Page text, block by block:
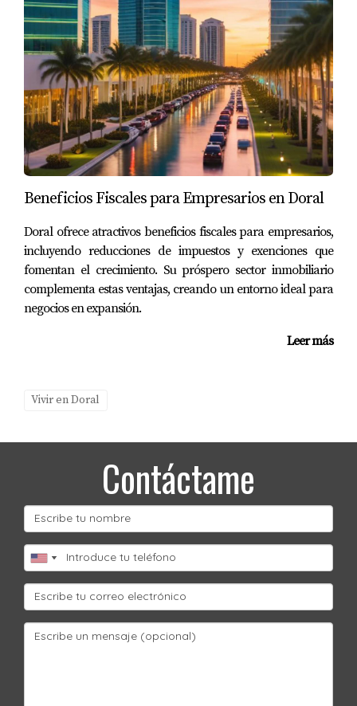
Beneficios Fiscales para Empresarios en Doral
Doral ofrece atractivos beneficios fiscales para empresarios,
incluyendo reducciones de impuestos y exenciones que
fomentan el crecimiento. Su próspero sector inmobiliario
complementa estas ventajas, creando un entorno ideal para
negocios en expansión.
Leer más
Vivir en Doral
Contáctame